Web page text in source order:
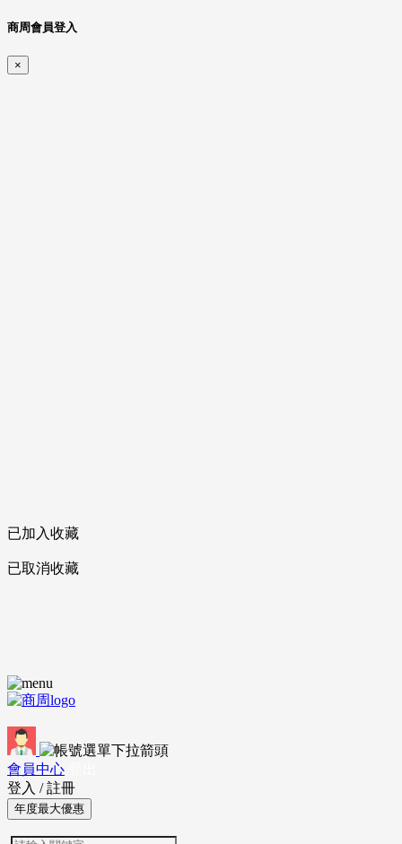
商周會員登入
×
已加入收藏
已取消收藏
會員中心
登入 / 註冊
年度最大優惠